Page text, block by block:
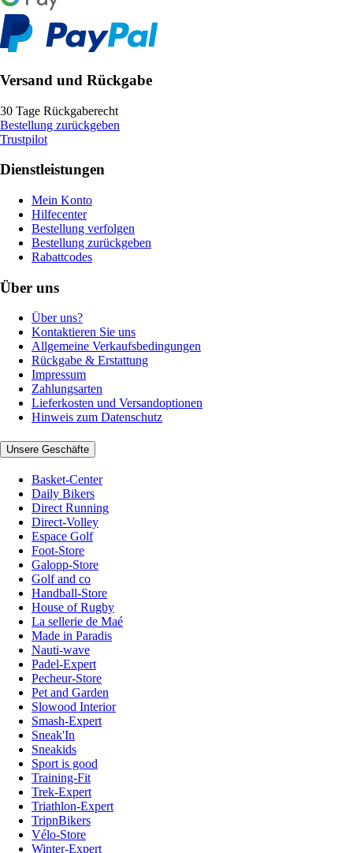
Versand und Rückgabe
30 Tage Rückgaberecht
Bestellung zurückgeben
Trustpilot
Dienstleistungen
Mein Konto
Hilfecenter
Bestellung verfolgen
Bestellung zurückgeben
Rabattcodes
Über uns
Über uns?
Kontaktieren Sie uns
Allgemeine Verkaufsbedingungen
Rückgabe & Erstattung
Impressum
Zahlungsarten
Lieferkosten und Versandoptionen
Hinweis zum Datenschutz
Unsere Geschäfte
Basket-Center
Daily Bikers
Direct Running
Direct-Volley
Espace Golf
Foot-Store
Galopp-Store
Golf and co
Handball-Store
House of Rugby
La sellerie de Maé
Made in Paradis
Nauti-wave
Padel-Expert
Pecheur-Store
Pet and Garden
Slowood Interior
Smash-Expert
Sneak'In
Sneakids
Sport is good
Training-Fit
Trek-Expert
Triathlon-Expert
TripnBikers
Vélo-Store
Winter-Expert